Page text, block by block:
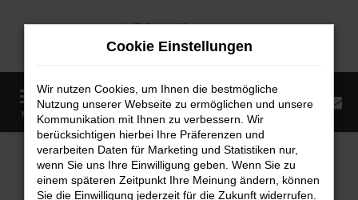
Zum
MENÜ
Startseite Fahrzeugangebote Fahrzeugmarkt
Fahrzeugmarkt
Cookie Einstellungen
Wir nutzen Cookies, um Ihnen die bestmögliche
Nutzung unserer Webseite zu ermöglichen und unsere
Kommunikation mit Ihnen zu verbessern. Wir
berücksichtigen hierbei Ihre Präferenzen und
verarbeiten Daten für Marketing und Statistiken nur,
wenn Sie uns Ihre Einwilligung geben. Wenn Sie zu
einem späteren Zeitpunkt Ihre Meinung ändern, können
Sie die Einwilligung jederzeit für die Zukunft widerrufen.